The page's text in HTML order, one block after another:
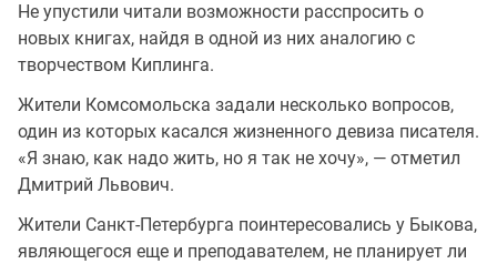
Не упустили читали возможности расспросить о
новых книгах, найдя в одной из них аналогию с
творчеством Киплинга.
Жители Комсомольска задали несколько вопросов,
один из которых касался жизненного девиза писателя.
«Я знаю, как надо жить, но я так не хочу», — отметил
Дмитрий Львович.
Жители Санкт-Петербурга поинтересовались у Быкова,
являющегося еще и преподавателем, не планирует ли